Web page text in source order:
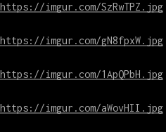
https://imgur.com/SzRwTPZ.jpg
https://imgur.com/gN8fpxW.jpg
https://imgur.com/1ApQPbH.jpg
https://imgur.com/aWovHII.jpg